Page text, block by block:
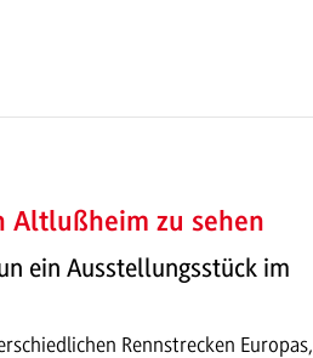
Altlußheim zu sehen
ein Ausstellungsstück im
Rennstrecken Europas,